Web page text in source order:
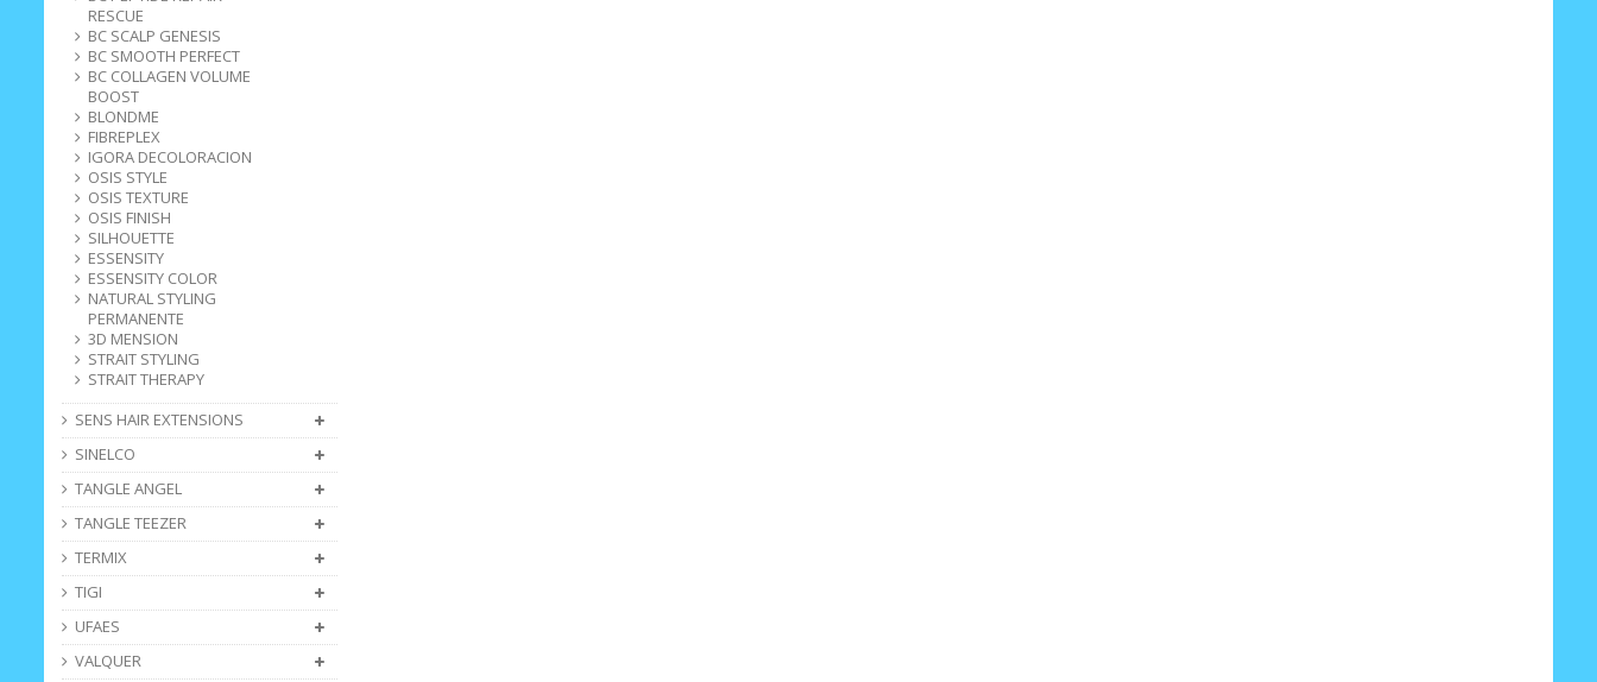
RESCUE
BC SCALP GENESIS
BC SMOOTH PERFECT
BC COLLAGEN VOLUME
BOOST
BLONDME
FIBREPLEX
IGORA DECOLORACION
OSIS STYLE
OSIS TEXTURE
OSIS FINISH
SILHOUETTE
ESSENSITY
ESSENSITY COLOR
NATURAL STYLING
PERMANENTE
3D MENSION
STRAIT STYLING
STRAIT THERAPY
SENS HAIR EXTENSIONS
SINELCO
TANGLE ANGEL
TANGLE TEEZER
TERMIX
TIGI
UFAES
VALQUER